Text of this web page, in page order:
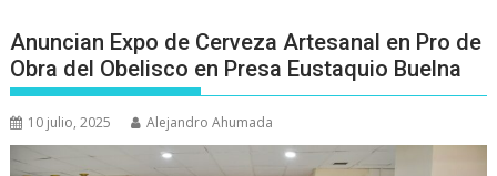
Anuncian Expo de Cerveza Artesanal en Pro de
Obra del Obelisco en Presa Eustaquio Buelna
10 julio, 2025 Alejandro Ahumada